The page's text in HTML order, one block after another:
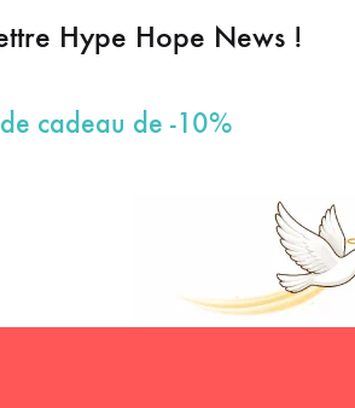
Hype Hope News !
cadeau de -10%